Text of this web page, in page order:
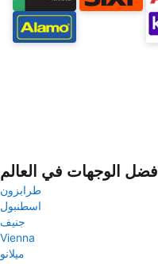
أفضل الوجهات في العالم
طرابزون
اسطنبول
جنيف
Vienna
ميلانو